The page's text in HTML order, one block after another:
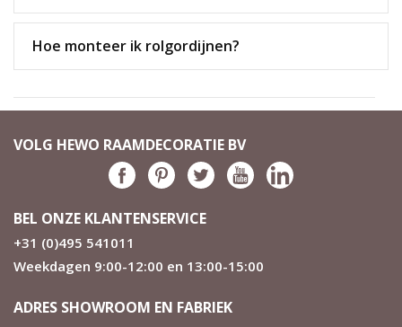
Hoe monteer ik rolgordijnen?
VOLG HEWO RAAMDECORATIE BV
BEL ONZE KLANTENSERVICE
+31 (0)495 541011
Weekdagen 9:00-12:00 en 13:00-15:00
ADRES SHOWROOM EN FABRIEK